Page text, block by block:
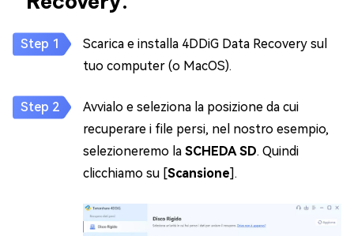
Scarica e installa 4DDiG Data Recovery sul
tuo computer (o MacOS).
Avvialo e seleziona la posizione da cui
recuperare i file persi, nel nostro esempio,
selezioneremo la SCHEDA SD. Quindi
clicchiamo su [Scansione].